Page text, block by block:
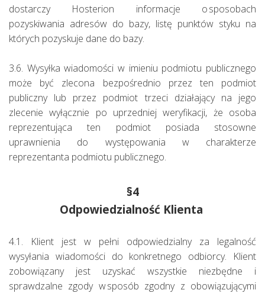
dostarczy Hosterion informacje o sposobach
pozyskiwania adresów do bazy, listę punktów styku na
których pozyskuje dane do bazy.
3.6. Wysyłka wiadomości w imieniu podmiotu publicznego
może być zlecona bezpośrednio przez ten podmiot
publiczny lub przez podmiot trzeci działający na jego
zlecenie wyłącznie po uprzedniej weryfikacji, że osoba
reprezentująca ten podmiot posiada stosowne
uprawnienia do występowania w charakterze
reprezentanta podmiotu publicznego.
§4
Odpowiedzialność Klienta
4.1. Klient jest w pełni odpowiedzialny za legalność
wysyłania wiadomości do konkretnego odbiorcy. Klient
zobowiązany jest uzyskać wszystkie niezbędne i
sprawdzalne zgody w sposób zgodny z obowiązującymi